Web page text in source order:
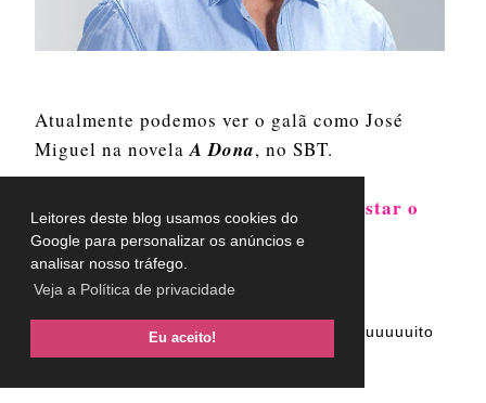
Leitores deste blog usamos cookies do
Google para personalizar os anúncios e
analisar nosso tráfego.
Veja a Política de privacidade
Eu aceito!
Atualmente podemos ver o galã como José
Miguel na novelaA Dona, no SBT.
Já votou no blog?
Me ajude a conquistar o
prêmio TOP BLOGS 2015
Prefiro essa versão da foto acima, muuuuuuuuuito